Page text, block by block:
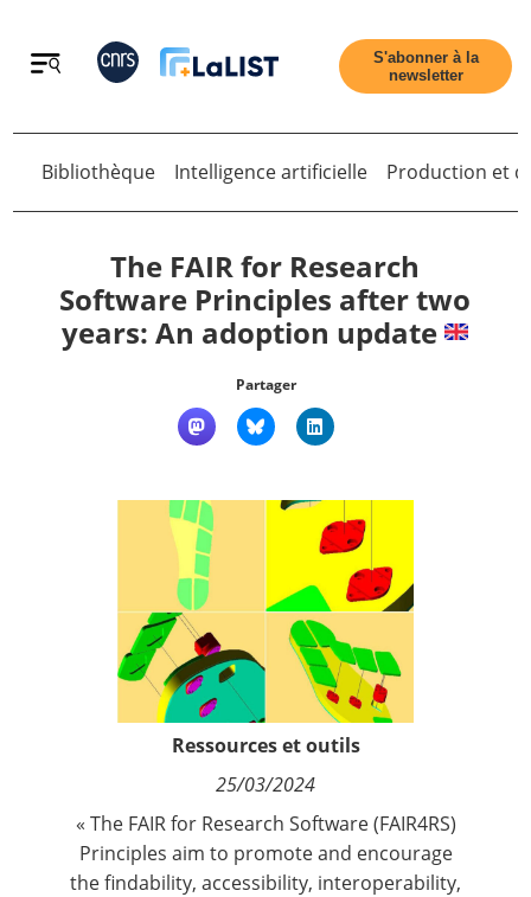
Retour
Accueil
Nous suivre
S'abonner à la
newsletter
Retour
Bibliothèque Intelligence artificielle Production et
The FAIR for Research
Software Principles after two
years: An adoption update
Partager
Ressources et outils
25/03/2024
« The FAIR for Research Software (FAIR4RS)
Principles aim to promote and encourage
the findability, accessibility, interoperability,